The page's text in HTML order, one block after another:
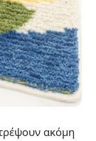
ακόμη